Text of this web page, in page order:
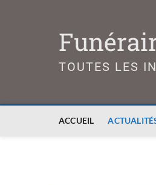
TOUTES LES
ACCUEIL